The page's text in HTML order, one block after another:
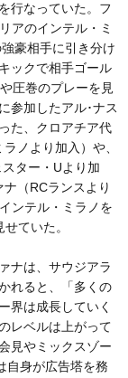
行なっていた。フ
アのインテル・ミ
豪相手に引き分け
ックで相手ゴール
圧巻のプレーを見
参加したアル･ナス
た、クロアチア代
ノより加入）や、
ター・Uより加
（RCランスより
ンテル・ミラノを
ていた。
ナは、サウジアラ
れると、「多くの
界は成長していく
レベルは上がって
見やミックスゾー
自身が広告塔を務